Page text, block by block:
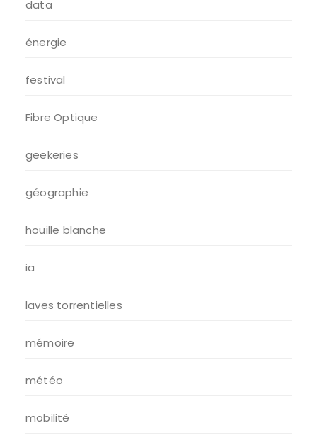
data
énergie
festival
Fibre Optique
geekeries
géographie
houille blanche
ia
laves torrentielles
mémoire
météo
mobilité